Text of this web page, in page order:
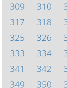
309
310
317
318
325
326
333
334
341
342
349
350